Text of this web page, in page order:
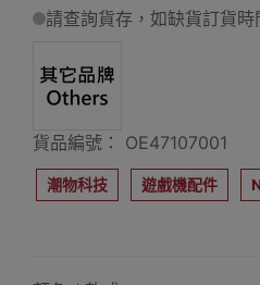
請查詢貨存，如缺貨訂貨時
貨品編號： OE47107001
潮物科技 遊戲機配件